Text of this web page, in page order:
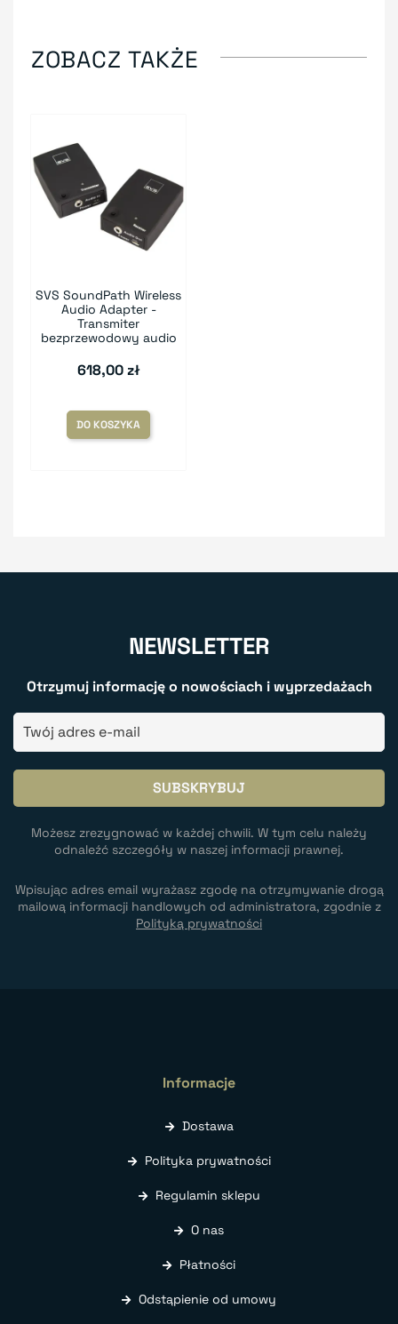
ZOBACZ TAKŻE
SVS SoundPath Wireless
Audio Adapter -
Transmiter
bezprzewodowy audio
618,00 zł
DO KOSZYKA
NEWSLETTER
Otrzymuj informację o nowościach i wyprzedażach
Możesz zrezygnować w każdej chwili. W tym celu należy
odnaleźć szczegóły w naszej informacji prawnej.
Wpisując adres email wyrażasz zgodę na otrzymywanie drogą
mailową informacji handlowych od administratora, zgodnie z
Polityką prywatności
Informacje
Dostawa
Polityka prywatności
Regulamin sklepu
O nas
Płatności
Odstąpienie od umowy